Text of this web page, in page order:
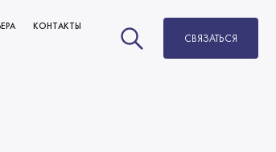
КОНТАКТЫ
СВЯЗАТЬСЯ